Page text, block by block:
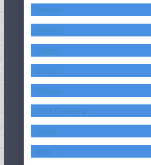
Daewoo
Daihatsu
Daimler
Datsun
Delivery
DFSK Dongfeng
Dodge
FAW